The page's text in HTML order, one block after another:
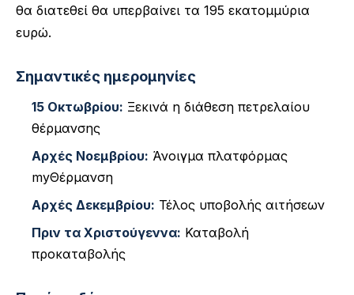
θα διατεθεί θα υπερβαίνει τα 195 εκατομμύρια
ευρώ.
Σημαντικές ημερομηνίες
15 Οκτωβρίου: Ξεκινά η διάθεση πετρελαίου
θέρμανσης
Αρχές Νοεμβρίου: Άνοιγμα πλατφόρμας
myΘέρμανση
Αρχές Δεκεμβρίου: Τέλος υποβολής αιτήσεων
Πριν τα Χριστούγεννα: Καταβολή
προκαταβολής